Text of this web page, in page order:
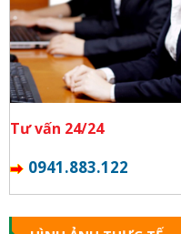
Tư vấn 24/24
0941.883.122